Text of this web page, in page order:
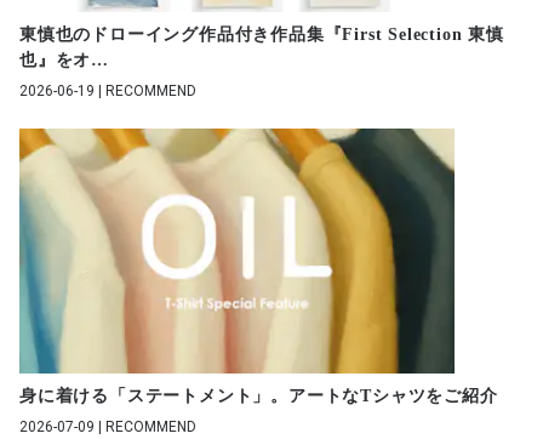
東慎也のドローイング作品付き作品集『First Selection 東慎
也』をオ …
2026-06-19 | RECOMMEND
身に着ける「ステートメント」。アートなTシャツをご紹介
2026-07-09 | RECOMMEND